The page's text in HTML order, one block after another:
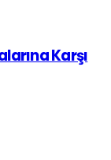
Karşı